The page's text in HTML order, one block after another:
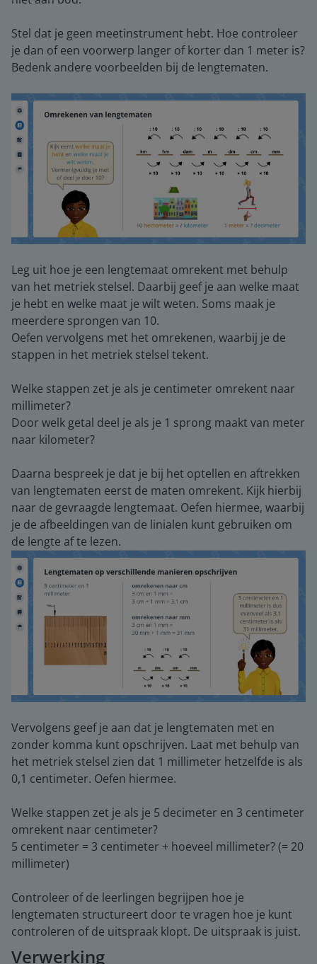
Stel dat je geen meetinstrument hebt. Hoe controleer
je dan of een voorwerp langer of korter dan 1 meter is?
Bedenk andere voorbeelden bij de lengtematen.
Leg uit hoe je een lengtemaat omrekent met behulp
van het metriek stelsel. Daarbij geef je aan welke maat
je hebt en welke maat je wilt weten. Soms maak je
meerdere sprongen van 10.
Oefen vervolgens met het omrekenen, waarbij je de
stappen in het metriek stelsel tekent.
Welke stappen zet je als je centimeter omrekent naar
millimeter?
Door welk getal deel je als je 1 sprong maakt van meter
naar kilometer?
Daarna bespreek je dat je bij het optellen en aftrekken
van lengtematen eerst de maten omrekent. Kijk hierbij
naar de gevraagde lengtemaat. Oefen hiermee, waarbij
je de afbeeldingen van de linialen kunt gebruiken om
de lengte af te lezen.
Vervolgens geef je aan dat je lengtematen met en
zonder komma kunt opschrijven. Laat met behulp van
het metriek stelsel zien dat 1 millimeter hetzelfde is als
0,1 centimeter. Oefen hiermee.
Welke stappen zet je als je 5 decimeter en 3 centimeter
omrekent naar centimeter?
5 centimeter = 3 centimeter + hoeveel millimeter? (= 20
millimeter)
Controleer of de leerlingen begrijpen hoe je
lengtematen structureert door te vragen hoe je kunt
controleren of de uitspraak klopt. De uitspraak is juist.
Verwerking